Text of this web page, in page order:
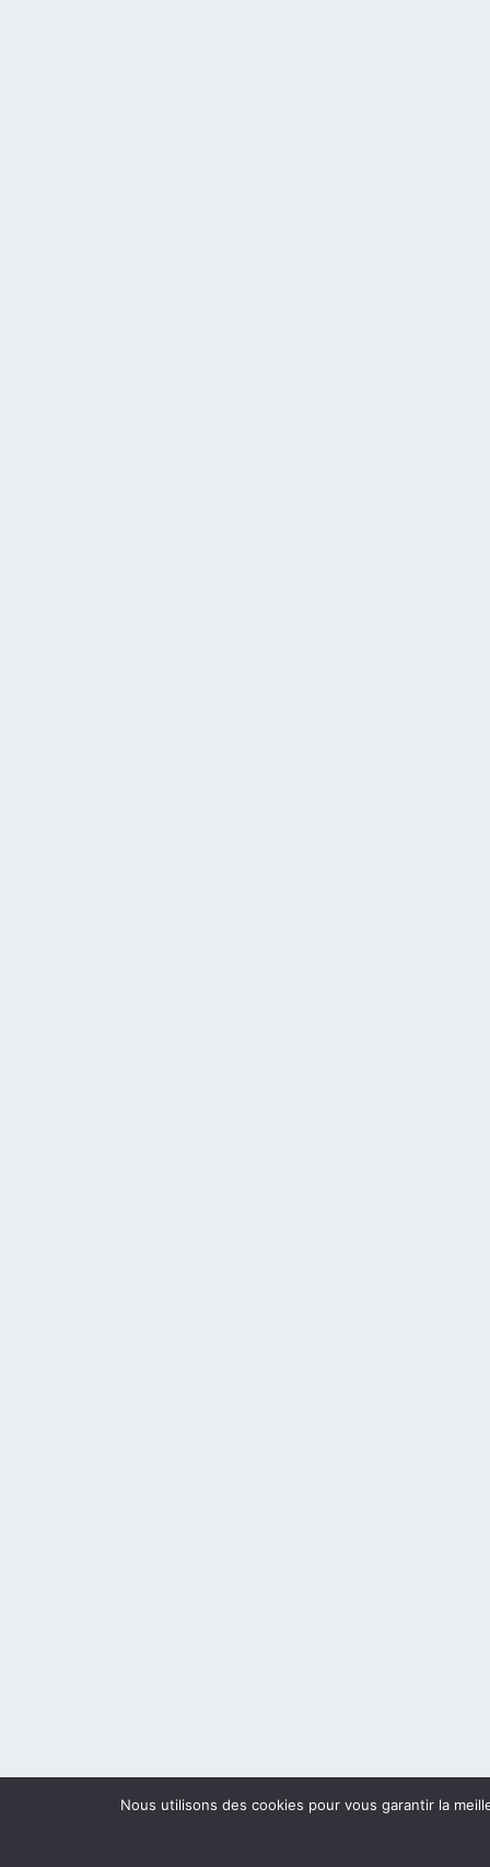
Nous utilisons des cookies pour vous garantir la